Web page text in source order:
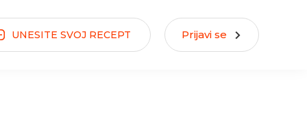
UNESITE SVOJ RECEPT Prijavi se